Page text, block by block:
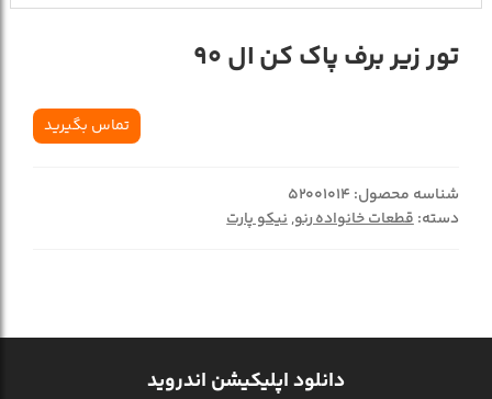
تور زیر برف پاک کن ال 90
تماس بگیرید
شناسه محصول: 52001014
دسته:قطعات خانواده رنو,نیکو پارت
دانلود اپلیکیشن اندروید